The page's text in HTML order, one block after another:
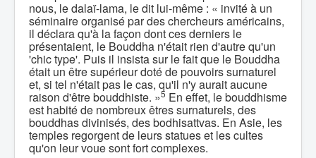
nous, le dalaï-lama, le dit lui-même : « invité à un
séminaire organisé par des chercheurs américains,
il déclara qu'à la façon dont ces derniers le
présentaient, le Bouddha n'était rien d'autre qu'un
'chic type'. Puis il insista sur le fait que le Bouddha
était un être supérieur doté de pouvoirs surnaturel
et, si tel n'était pas le cas, qu'il n'y aurait aucune
raison d'être bouddhiste. »5 En effet, le bouddhisme
est habité de nombreux êtres surnaturels, des
bouddhas divinisés, des bodhisattvas. En Asie, les
temples regorgent de leurs statues et les cultes
qu'on leur voue sont fort complexes.